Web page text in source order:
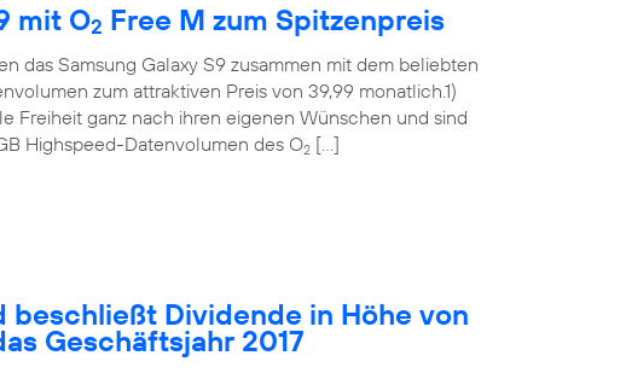
mit O2 Free M zum Spitzenpreis
das Samsung Galaxy S9 zusammen mit dem beliebten
zum attraktiven Preis von 39,99 monatlich.1)
Freiheit ganz nach ihren eigenen Wünschen und sind
Highspeed-Datenvolumen des O2 […]
beschließt Dividende in Höhe von
Geschäftsjahr 2017